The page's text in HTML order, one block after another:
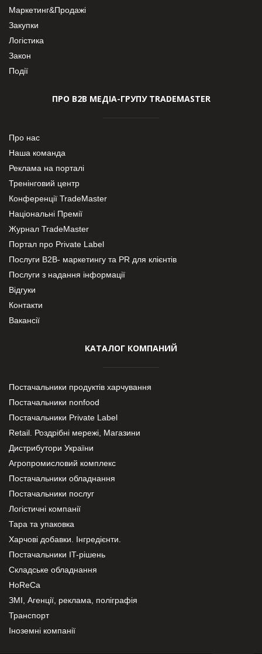
Маркетинг&Продажі
Закупки
Логістика
Закон
Події
ПРО В2В МЕДІА-ГРУПУ TRADEMASTER
Про нас
Наша команда
Реклама на порталі
Тренінговий центр
Конференції TradeMaster
Національні Премії
Журнал TradeMaster
Портал про Private Label
Послуги В2В- маркетингу та PR для клієнтів
Послуги з надання інформації
Відгуки
Контакти
Вакансії
КАТАЛОГ КОМПАНИЙ
Постачальники продуктів харчування
Постачальники nonfood
Постачальники Private Label
Retail. Роздрібні мережі, Магазини
Дистрибутори України
Агропромисловий комплекс
Постачальники обладнання
Постачальники послуг
Логістичні компанії
Тара та упаковка
Харчові добавки. Інгредієнти.
Постачальники IT-рішень
Складське обладнання
HoReCa
ЗМІ, Агенції, реклама, поліграфія
Транспорт
Іноземні компанії